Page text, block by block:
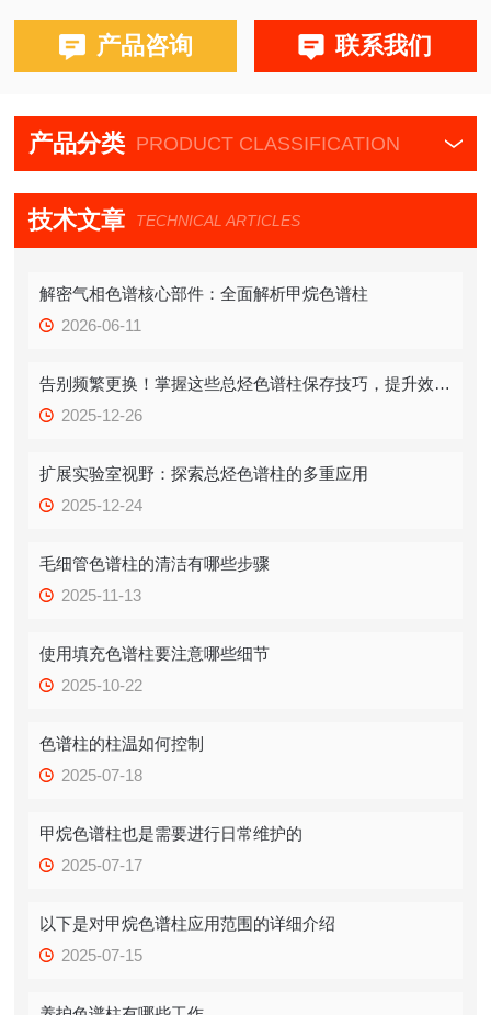
布鲁克PE580,590,680,690
产品咨询 联系我们
产品分类 PRODUCT CLASSIFICATION
技术文章 TECHNICAL ARTICLES
解密气相色谱核心部件：全面解析甲烷色谱柱
2026-06-11
告别频繁更换！掌握这些总烃色谱柱保存技巧，提升效率！
2025-12-26
扩展实验室视野：探索总烃色谱柱的多重应用
2025-12-24
毛细管色谱柱的清洁有哪些步骤
2025-11-13
使用填充色谱柱要注意哪些细节
2025-10-22
色谱柱的柱温如何控制
2025-07-18
甲烷色谱柱也是需要进行日常维护的
2025-07-17
以下是对甲烷色谱柱应用范围的详细介绍
2025-07-15